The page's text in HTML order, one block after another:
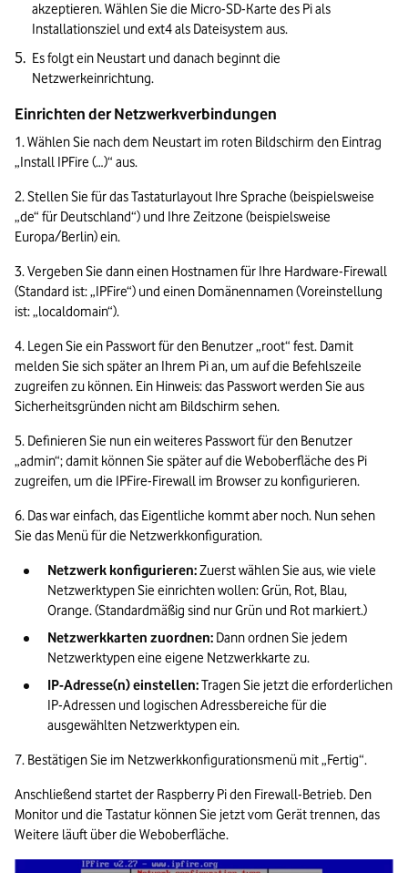
akzeptieren. Wählen Sie die Micro-SD-Karte des Pi als
Installationsziel und ext4 als Dateisystem aus.
Es folgt ein Neustart und danach beginnt die
Netzwerkeinrichtung.
Einrichten der Netzwerkverbindungen
1. Wählen Sie nach dem Neustart im roten Bildschirm den Eintrag
„Install IPFire (…)“ aus.
2. Stellen Sie für das Tastaturlayout Ihre Sprache (beispielsweise
„de“ für Deutschland“) und Ihre Zeitzone (beispielsweise
Europa/Berlin) ein.
3. Vergeben Sie dann einen Hostnamen für Ihre Hardware-Firewall
(Standard ist: „IPFire“) und einen Domänennamen (Voreinstellung
ist: „localdomain“).
4. Legen Sie ein Passwort für den Benutzer „root“ fest. Damit
melden Sie sich später an Ihrem Pi an, um auf die Befehlszeile
zugreifen zu können. Ein Hinweis: das Passwort werden Sie aus
Sicherheitsgründen nicht am Bildschirm sehen.
5. Definieren Sie nun ein weiteres Passwort für den Benutzer
„admin“; damit können Sie später auf die Weboberfläche des Pi
zugreifen, um die IPFire-Firewall im Browser zu konfigurieren.
6. Das war einfach, das Eigentliche kommt aber noch. Nun sehen
Sie das Menü für die Netzwerkkonfiguration.
Netzwerk konfigurieren: Zuerst wählen Sie aus, wie viele
Netzwerktypen Sie einrichten wollen: Grün, Rot, Blau,
Orange. (Standardmäßig sind nur Grün und Rot markiert.)
Netzwerkkarten zuordnen: Dann ordnen Sie jedem
Netzwerktypen eine eigene Netzwerkkarte zu.
IP-Adresse(n) einstellen: Tragen Sie jetzt die erforderlichen
IP-Adressen und logischen Adressbereiche für die
ausgewählten Netzwerktypen ein.
7. Bestätigen Sie im Netzwerkkonfigurationsmenü mit „Fertig“.
Anschließend startet der Raspberry Pi den Firewall-Betrieb. Den
Monitor und die Tastatur können Sie jetzt vom Gerät trennen, das
Weitere läuft über die Weboberfläche.